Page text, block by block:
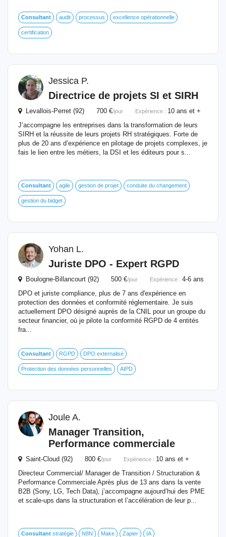
Consultant audit processus excellence opérationnelle
certification
Jessica P.
Directrice de projets SI et SIRH
Levallois-Perret (92) 700 €/jour Expérience : 10 ans et +
J’accompagne les entreprises dans la transformation de leurs
SIRH et la réussite de leurs projets RH stratégiques. Forte de
plus de 20 ans d’expérience en pilotage de projets complexes, je
fais le lien entre les métiers, la DSI et les éditeurs pour s...
Consultant agile gestion de projet conduite du changement
gestion du bidget
Yohan L.
Juriste DPO - Expert RGPD
Boulogne-Billancourt (92) 500 €/jour Expérience : 4-6 ans
DPO et juriste compliance, plus de 7 ans d'expérience en
protection des données et conformité réglementaire. Je suis
actuellement DPO désigné auprès de la CNIL pour un groupe du
secteur financier, où je pilote la conformité RGPD de 4 entités
fra...
Consultant RGPD DPO externalisé
Protection des données personnelles AIPD
Joule A.
Manager Transition,
Performance commerciale
Saint-Cloud (92) 800 €/jour Expérience : 10 ans et +
Directeur Commercial/ Manager de Transition / Structuration &
Performance Commerciale Après plus de 13 ans dans la vente
B2B (Sony, LG, Tech Data), j’accompagne aujourd’hui des PME
et scale-ups dans la structuration et l’accélération de leur p...
Consultant stratégie N8N Make Zapier IA